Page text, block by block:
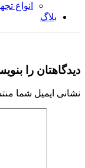
انواع
بلاگ
دیدگاهتان را
نشانی ایمیل شما